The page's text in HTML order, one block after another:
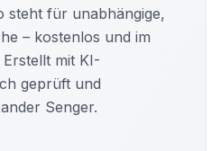
steht für unabhängige,
– kostenlos und im
mit KI-
geprüft und
Senger.